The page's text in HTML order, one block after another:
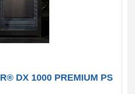
DX 1000 PREMIUM PS